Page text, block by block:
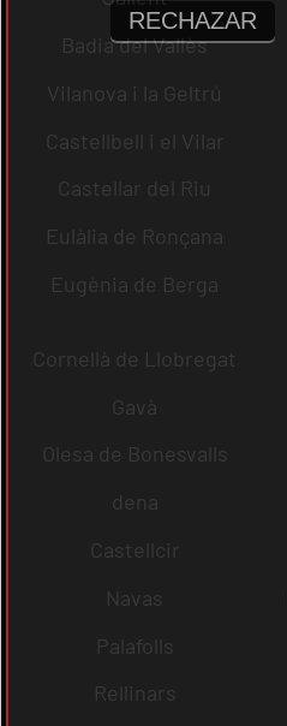
Badia del Vallès
Vilanova i la Geltrú
Castellbell i el Vilar
Castellar del Riu
Eulàlia de Ronçana
Eugènia de Berga
Cornellà de Llobregat
Gavà
Olesa de Bonesvalls
dena
Castellcir
Navas
Palafolls
Rellinars
RECHAZAR